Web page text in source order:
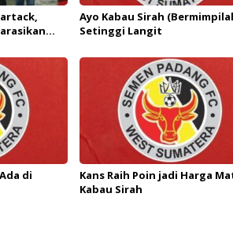
Ayo Kabau Sirah
Setinggi Langit
di
Kans Raih Poin jadi Harga
Kabau Sirah